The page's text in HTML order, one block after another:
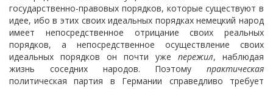
государственно-правовых порядков, которые существуют в
идее, ибо в этих своих идеальных порядках немецкий народ
имеет непосредственное отрицание своих реальных
порядков, а непосредственное осуществление своих
идеальных порядков он почти уже пережил, наблюдая
жизнь соседних народов. Поэтому практическая
политическая партия в Германии справедливо требует